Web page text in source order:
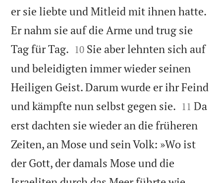
er sie liebte und Mitleid mit ihnen hatte.
Er nahm sie auf die Arme und trug sie
Tag für Tag. 

10 Sie aber lehnten sich auf
und beleidigten immer wieder seinen
Heiligen Geist. Darum wurde er ihr Feind
und kämpfte nun selbst gegen sie. 

11 Da
erst dachten sie wieder an die früheren
Zeiten, an Mose und sein Volk: »Wo ist
der Gott, der damals Mose und die